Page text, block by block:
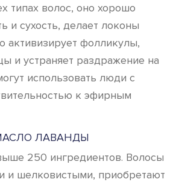
типах волос, оно хорошо
и сухость, делает локоны
активизирует фолликулы,
и устраняет раздражение на
использовать люди с
к эфирным
ЛАВАНДЫ
250 ингредиентов. Волосы
и шелковистыми, приобретают